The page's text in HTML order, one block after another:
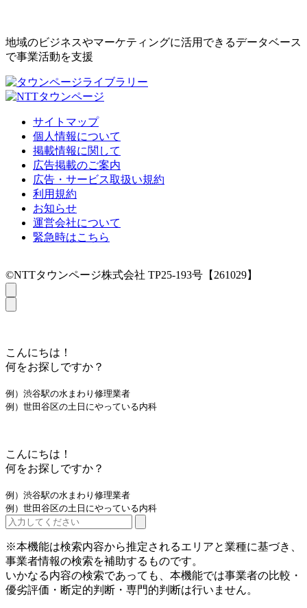
地域のビジネスやマーケティングに活用できるデータベース
で事業活動を支援
サイトマップ
個人情報について
掲載情報に関して
広告掲載のご案内
広告・サービス取扱い規約
利用規約
お知らせ
運営会社について
緊急時はこちら
©NTTタウンページ株式会社 TP25-193号【261029】
こんにちは！
何をお探しですか？
例）渋谷駅の水まわり修理業者
例）世田谷区の土日にやっている内科
こんにちは！
何をお探しですか？
例）渋谷駅の水まわり修理業者
例）世田谷区の土日にやっている内科
※本機能は検索内容から推定されるエリアと業種に基づき、
事業者情報の検索を補助するものです。
いかなる内容の検索であっても、本機能では事業者の比較・
優劣評価・断定的判断・専門的判断は行いません。